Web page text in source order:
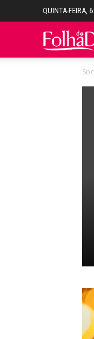
QUINTA-FEIRA,